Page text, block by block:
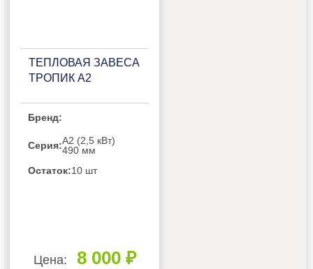
ТЕПЛОВАЯ ЗАВЕСА
ТРОПИК А2
Бренд:
Серия:А2 (2,5 кВт)
490 мм
Остаток:10 шт
Цена: 8 000 ₽